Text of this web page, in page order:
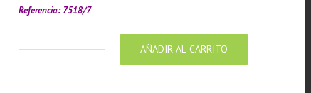
Referencia: 7518/7
AÑADIR AL CARRITO